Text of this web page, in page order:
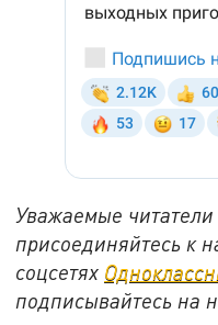
Уважаемые читатели
присоединяйтесь к
соцсетях
подписывайтесь на